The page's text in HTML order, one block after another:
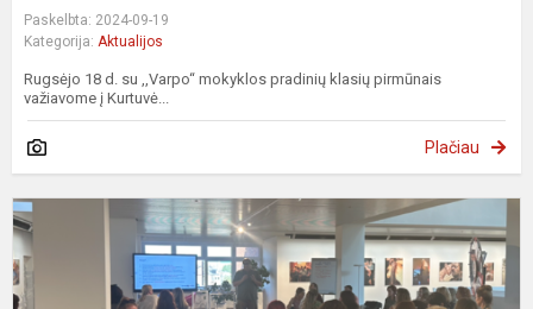
Paskelbta: 2024-09-19
Kategorija: Aktualijos
Rugsėjo 18 d. su ,,Varpo“ mokyklos pradinių klasių pirmūnais
važiavome į Kurtuvė...
Plačiau